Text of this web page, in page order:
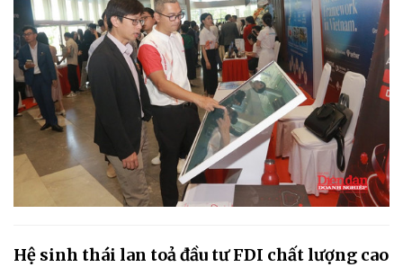
Hệ sinh thái lan toả đầu tư FDI chất lượng cao